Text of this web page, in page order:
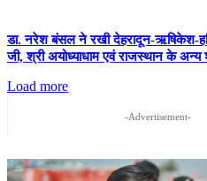
डा. नरेश बंसल ने रखी देहरादून-ऋषिकेश-
जी, श्री अयोध्याधाम एवं राजस्थान के
Load more
-Advertisement-